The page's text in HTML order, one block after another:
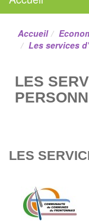
Site
Accueil
Les services
LES
LES